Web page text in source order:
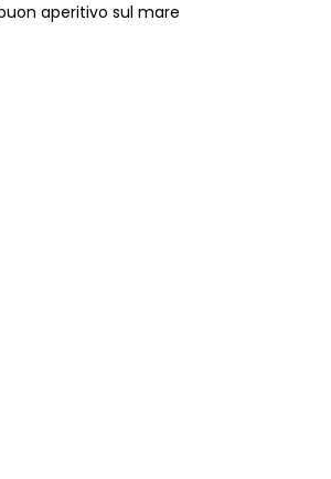
aperitivo sul mare